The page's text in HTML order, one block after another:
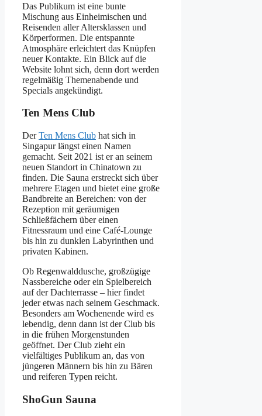
Das Publikum ist eine bunte
Mischung aus Einheimischen und
Reisenden aller Altersklassen und
Körperformen. Die entspannte
Atmosphäre erleichtert das Knüpfen
neuer Kontakte. Ein Blick auf die
Website lohnt sich, denn dort werden
regelmäßig Themenabende und
Specials angekündigt.
Ten Mens Club
DerTen Mens Club hat sich in
Singapur längst einen Namen
gemacht. Seit 2021 ist er an seinem
neuen Standort in Chinatown zu
finden. Die Sauna erstreckt sich über
mehrere Etagen und bietet eine große
Bandbreite an Bereichen: von der
Rezeption mit geräumigen
Schließfächern über einen
Fitnessraum und eine Café-Lounge
bis hin zu dunklen Labyrinthen und
privaten Kabinen.
Ob Regenwalddusche, großzügige
Nassbereiche oder ein Spielbereich
auf der Dachterrasse – hier findet
jeder etwas nach seinem Geschmack.
Besonders am Wochenende wird es
lebendig, denn dann ist der Club bis
in die frühen Morgenstunden
geöffnet. Der Club zieht ein
vielfältiges Publikum an, das von
jüngeren Männern bis hin zu Bären
und reiferen Typen reicht.
ShoGun Sauna